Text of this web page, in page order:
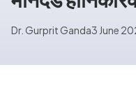
Dr. Gurprit Ganda3 June